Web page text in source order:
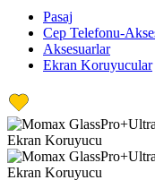
Pasaj
Cep Telefonu-
Aksesuarlar
Ekran Koruyucular